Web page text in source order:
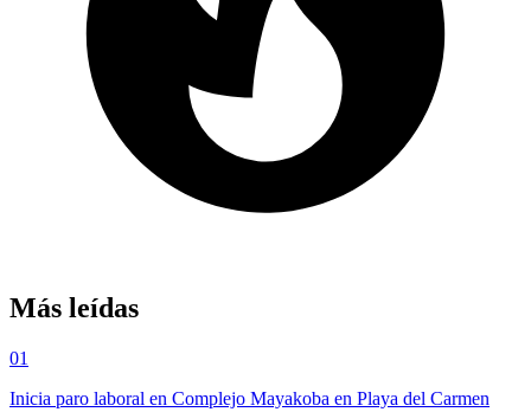
Más leídas
01
Inicia paro laboral en Complejo Mayakoba en Playa del Carmen